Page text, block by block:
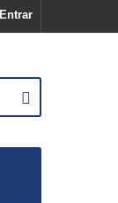
Entrar